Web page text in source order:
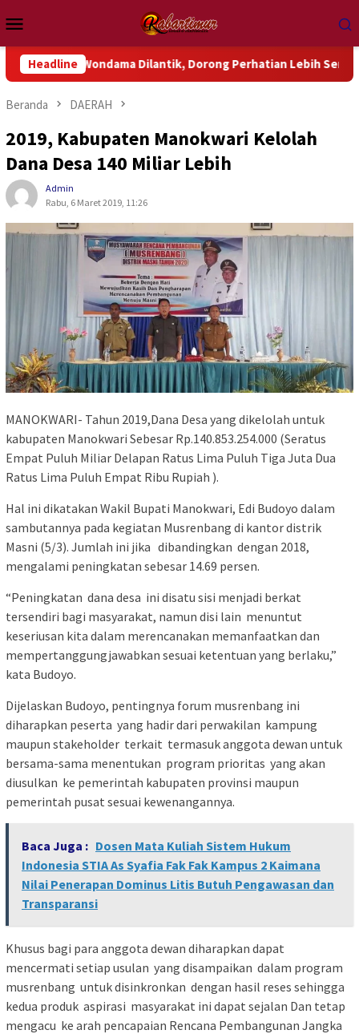
ke
kontenMobile
Headline
Wondama Dilantik, Dorong Perhatian Lebih Serius Terhadap
Beranda DAERAH
2019, Kabupaten Manokwari Kelolah
Dana Desa 140 Miliar Lebih
Admin
Rabu, 6 Maret 2019, 11:26
MANOKWARI- Tahun 2019,Dana Desa yang dikelolah untuk
kabupaten Manokwari Sebesar Rp.140.853.254.000 (Seratus
Empat Puluh Miliar Delapan Ratus Lima Puluh Tiga Juta Dua
Ratus Lima Puluh Empat Ribu Rupiah ).
Hal ini dikatakan Wakil Bupati Manokwari, Edi Budoyo dalam
sambutannya pada kegiatan Musrenbang di kantor distrik
Masni (5/3). Jumlah ini jika dibandingkan dengan 2018,
mengalami peningkatan sebesar 14.69 persen.
“Peningkatan dana desa ini disatu sisi menjadi berkat
tersendiri bagi masyarakat, namun disi lain menuntut
keseriusan kita dalam merencanakan memanfaatkan dan
mempertanggungjawabkan sesuai ketentuan yang berlaku,”
kata Budoyo.
Dijelaskan Budoyo, pentingnya forum musrenbang ini
diharapkan peserta yang hadir dari perwakilan kampung
maupun stakeholder terkait termasuk anggota dewan untuk
bersama-sama menentukan program prioritas yang akan
diusulkan ke pemerintah kabupaten provinsi maupun
pemerintah pusat sesuai kewenangannya.
Baca Juga : Dosen Mata Kuliah Sistem Hukum
Indonesia STIA As Syafia Fak Fak Kampus 2 Kaimana
Nilai Penerapan Dominus Litis Butuh Pengawasan dan
Transparansi
Khusus bagi para anggota dewan diharapkan dapat
mencermati setiap usulan yang disampaikan dalam program
musrenbang untuk disinkronkan dengan hasil reses sehingga
kedua produk aspirasi masyarakat ini dapat sejalan Dan tetap
mengacu ke arah pencapaian Rencana Pembangunan Jangka